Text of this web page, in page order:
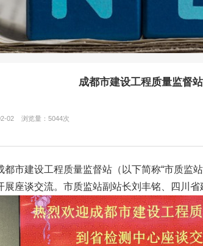
成都市建设工程质量监督
02 浏览量：5044次
都市建设工程质量监督站（以下简称“市质监
展座谈交流。市质监站副站长刘丰铭、四川省